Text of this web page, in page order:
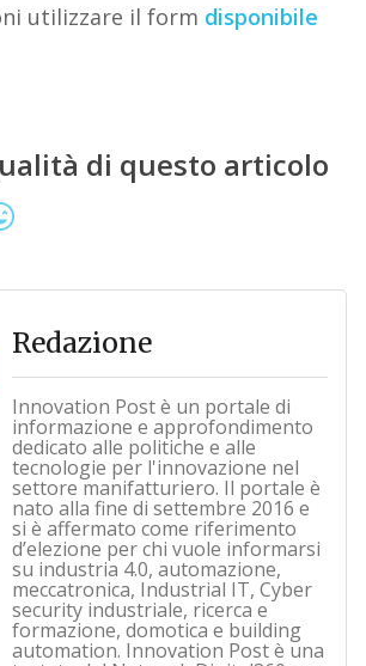
utilizzare il form disponibile
di questo articolo
Redazione
Innovation Post è un portale di
informazione e approfondimento
dedicato alle politiche e alle
tecnologie per l'innovazione nel
settore manifatturiero. Il portale è
nato alla fine di settembre 2016 e
si è affermato come riferimento
d’elezione per chi vuole informarsi
su industria 4.0, automazione,
meccatronica, Industrial IT, Cyber
security industriale, ricerca e
formazione, domotica e building
automation. Innovation Post è una